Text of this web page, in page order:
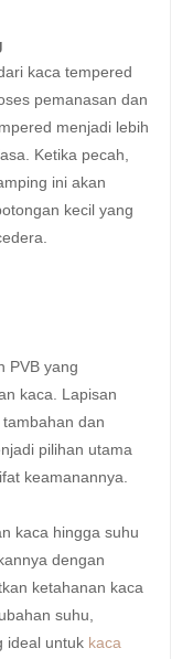
kaca tempered
pemanasan dan
menjadi lebih
Ketika pecah,
ini akan
kecil yang
PVB yang
kaca. Lapisan
dan
pilihan utama
keamanannya.
kaca hingga suhu
dengan
ketahanan kaca
suhu,
ideal untuk kaca